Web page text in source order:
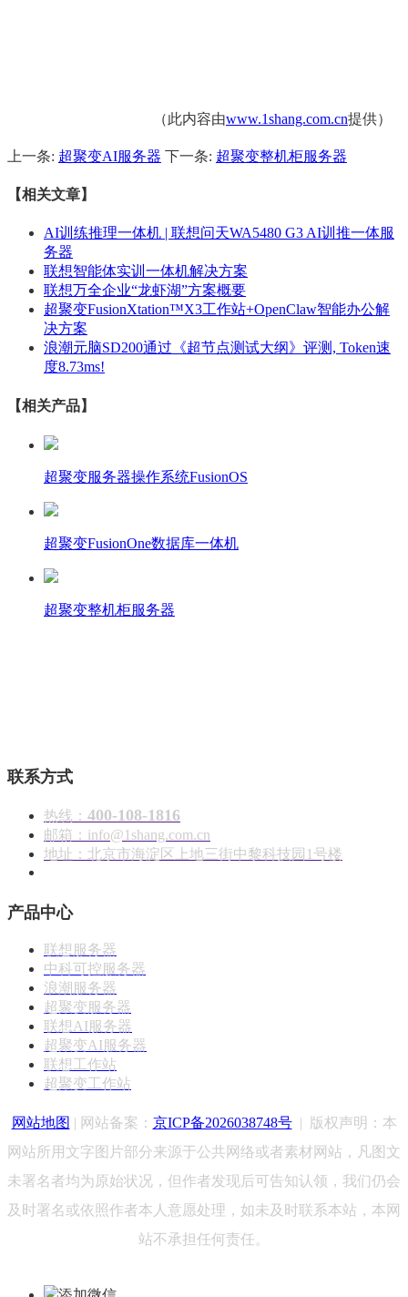
（此内容由www.1shang.com.cn提供）
上一条: 超聚变AI服务器 下一条: 超聚变整机柜服务器
【相关文章】
AI训练推理一体机 | 联想问天WA5480 G3 AI训推一体服
务器
联想智能体实训一体机解决方案
联想万全企业“龙虾湖”方案概要
超聚变FusionXtation™X3工作站+OpenClaw智能办公解
决方案
浪潮元脑SD200通过《超节点测试大纲》评测, Token速
度8.73ms!
【相关产品】
超聚变服务器操作系统FusionOS
超聚变FusionOne数据库一体机
超聚变整机柜服务器
联系方式
热线： 400-108-1816
邮箱：info@1shang.com.cn
地址：北京市海淀区上地三街中黎科技园1号楼
产品中心
联想服务器
中科可控服务器
浪潮服务器
超聚变服务器
联想AI服务器
超聚变AI服务器
联想工作站
超聚变工作站
网站地图 | 网站备案： 京ICP备2026038748号| 版权声明： 本
网站所用文字图片部分来源于公共网络或者素材网站，凡图文
未署名者均为原始状况，但作者发现后可告知认领，我们仍会
及时署名或依照作者本人意愿处理，如未及时联系本站，本网
站不承担任何责任。